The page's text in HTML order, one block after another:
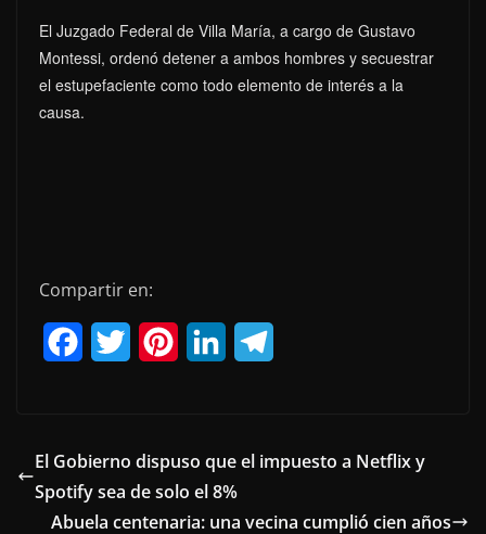
El Juzgado Federal de Villa María, a cargo de Gustavo
Montessi, ordenó detener a ambos hombres y secuestrar
el estupefaciente como todo elemento de interés a la
causa.
Compartir en:
e
b
t
t
t
e
k
e
e
El Gobierno dispuso que el impuesto a Netflix y
Spotify sea de solo el 8%
Abuela centenaria: una vecina cumplió cien años